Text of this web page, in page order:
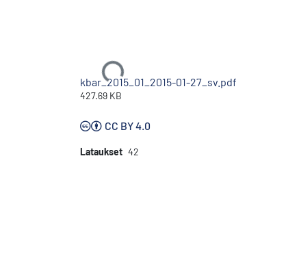
Ladataan...
kbar_2015_01_2015-01-27_sv.pdf
427.69 KB
CC BY 4.0
Lataukset 42